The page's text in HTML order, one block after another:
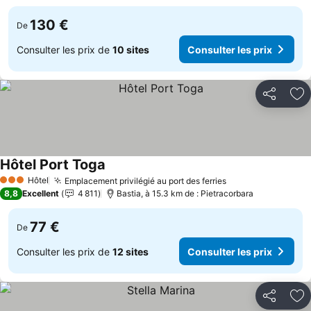
De 130 €
Consulter les prix de 10 sites Consulter les prix
Partager
3 ÉtoilesHôtel Emplacement privilégié au port des ferriesConsulter les
Hôtel Port Toga
8,8 Excellent 4 811 Bastia, à 15.3 km de : Pietracorbara
De 77 €
Consulter les prix de 12 sites Consulter les prix
Partager